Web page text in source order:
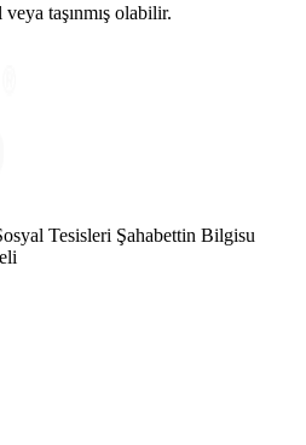
taşınmış olabilir.
Tesisleri Şahabettin Bilgisu